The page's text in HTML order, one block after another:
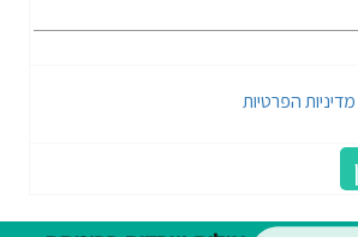
מדיניות הפרטיות